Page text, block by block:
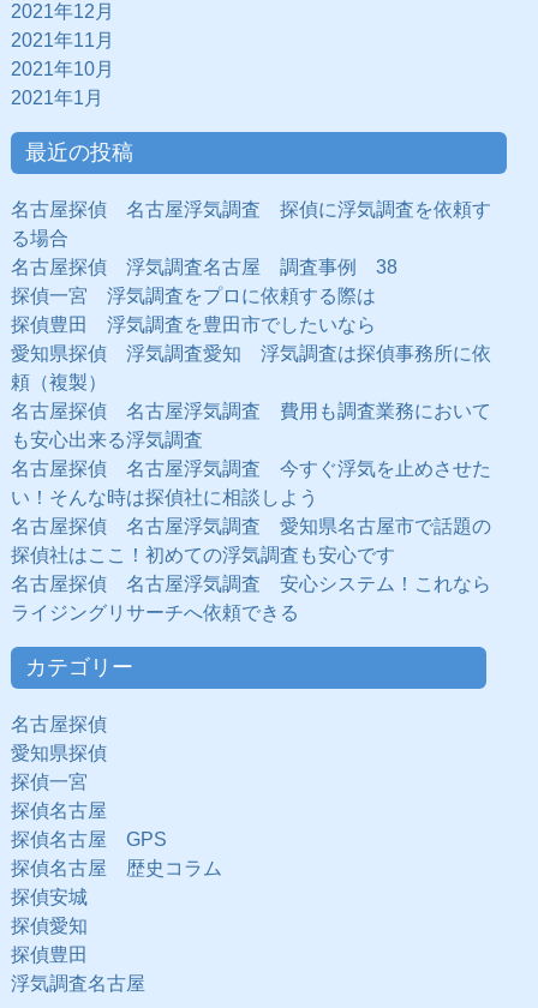
2021年12月
2021年11月
2021年10月
2021年1月
最近の投稿
名古屋探偵 名古屋浮気調査 探偵に浮気調査を依頼す
る場合
名古屋探偵 浮気調査名古屋 調査事例 38
探偵一宮 浮気調査をプロに依頼する際は
探偵豊田 浮気調査を豊田市でしたいなら
愛知県探偵 浮気調査愛知 浮気調査は探偵事務所に依
頼（複製）
名古屋探偵 名古屋浮気調査 費用も調査業務において
も安心出来る浮気調査
名古屋探偵 名古屋浮気調査 今すぐ浮気を止めさせた
い！そんな時は探偵社に相談しよう
名古屋探偵 名古屋浮気調査 愛知県名古屋市で話題の
探偵社はここ！初めての浮気調査も安心です
名古屋探偵 名古屋浮気調査 安心システム！これなら
ライジングリサーチへ依頼できる
カテゴリー
名古屋探偵
愛知県探偵
探偵一宮
探偵名古屋
探偵名古屋 GPS
探偵名古屋 歴史コラム
探偵安城
探偵愛知
探偵豊田
浮気調査名古屋